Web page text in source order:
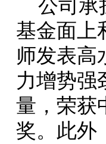
公司承
基金面上
师发表高
力增势强
量，荣获
奖。此外